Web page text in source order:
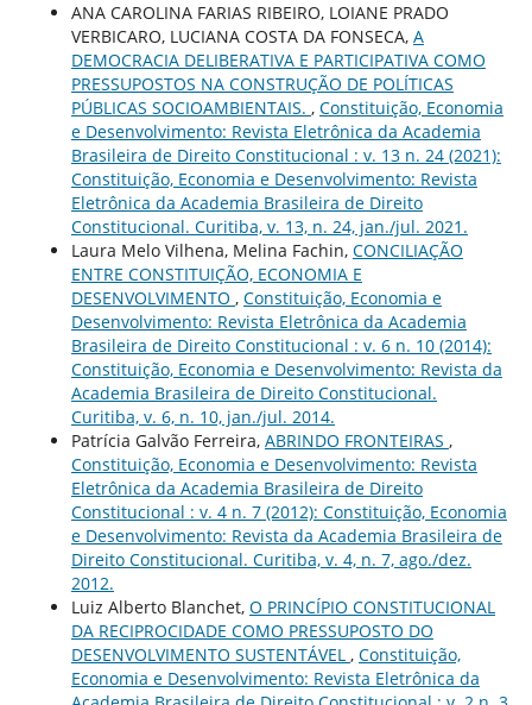
ANA CAROLINA FARIAS RIBEIRO, LOIANE PRADO
VERBICARO, LUCIANA COSTA DA FONSECA, A
DEMOCRACIA DELIBERATIVA E PARTICIPATIVA COMO
PRESSUPOSTOS NA CONSTRUÇÃO DE POLÍTICAS
PÚBLICAS SOCIOAMBIENTAIS. , Constituição, Economia
e Desenvolvimento: Revista Eletrônica da Academia
Brasileira de Direito Constitucional : v. 13 n. 24 (2021):
Constituição, Economia e Desenvolvimento: Revista
Eletrônica da Academia Brasileira de Direito
Constitucional. Curitiba, v. 13, n. 24, jan./jul. 2021.
Laura Melo Vilhena, Melina Fachin, CONCILIAÇÃO
ENTRE CONSTITUIÇÃO, ECONOMIA E
DESENVOLVIMENTO , Constituição, Economia e
Desenvolvimento: Revista Eletrônica da Academia
Brasileira de Direito Constitucional : v. 6 n. 10 (2014):
Constituição, Economia e Desenvolvimento: Revista da
Academia Brasileira de Direito Constitucional.
Curitiba, v. 6, n. 10, jan./jul. 2014.
Patrícia Galvão Ferreira, ABRINDO FRONTEIRAS ,
Constituição, Economia e Desenvolvimento: Revista
Eletrônica da Academia Brasileira de Direito
Constitucional : v. 4 n. 7 (2012): Constituição, Economia
e Desenvolvimento: Revista da Academia Brasileira de
Direito Constitucional. Curitiba, v. 4, n. 7, ago./dez.
2012.
Luiz Alberto Blanchet, O PRINCÍPIO CONSTITUCIONAL
DA RECIPROCIDADE COMO PRESSUPOSTO DO
DESENVOLVIMENTO SUSTENTÁVEL , Constituição,
Economia e Desenvolvimento: Revista Eletrônica da